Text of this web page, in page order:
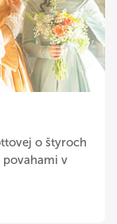
o štyroch
v